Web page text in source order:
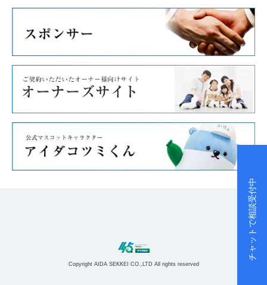
Copyright AIDA SEKKEI CO.,LTD All rights reserved
チャットで相談受付中